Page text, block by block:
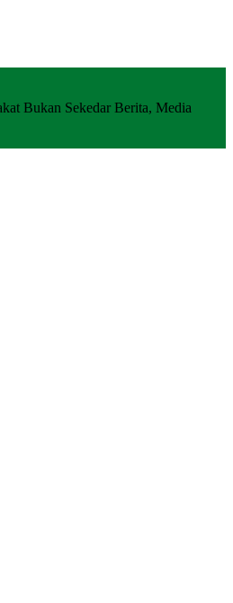
Bukan Sekedar Berita, Media